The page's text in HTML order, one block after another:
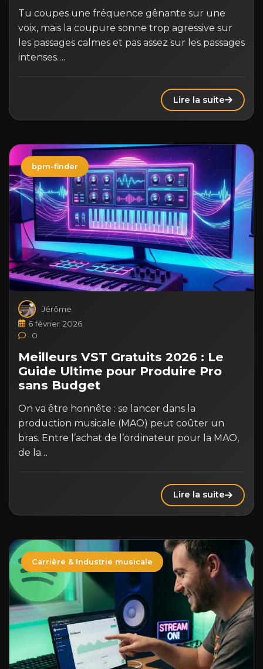
Tu coupes une fréquence gênante sur une
voix, mais la coupure sonne trop agressive sur
les passages calmes et pas assez sur les passages
intenses….
Lire la suite
bpm-finder
Jérôme
6 février 2026
0
Meilleurs VST Gratuits 2026 : Le
Guide Ultime pour Produire Pro
sans Budget
On va être honnête : se lancer dans la
production musicale (MAO) peut coûter un
bras. Entre l’achat de l’ordinateur pour la MAO,
de la…
Lire la suite
Carrière & Industrie musicale